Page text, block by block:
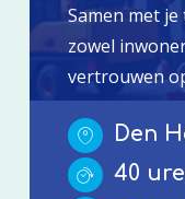
Samen met
zowel
vertrouwen
Den
40